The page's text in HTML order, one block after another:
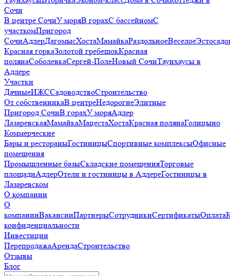
Сочи
В центре СочиУ моряВ горахС бассейномС
участкомПригород
СочиАдлерДагомысХостаМамайкаРаздольноеВеселое
Красная горкаЗолотой гребешокКрасная
полянаСоболевкаСергей-ПолеНовый СочиТаунхаусы в
Адлере
Участки
ДачныеИЖССадоводствоСтроительство
От собственникаВ центреНедорогиеЭлитные
Пригород СочиВ горахУ моряАдлер
ЛазаревскаяМамайкаМацестаХостаКрасная полянаГолицыно
Коммерческие
Бары и рестораныГостиницыСпортивные комплексыОфисные
помещения
Промышленные базыСкладские помещенияТорговые
площадиАдлерОтели и гостиницы в АдлереГостиницы в
Лазаревском
О компании
О
компанииВакансииПартнерыСотрудникиСертификатыОплата
конфиденциальности
Инвестиции
ПерепродажаАрендаСтроительство
Отзывы
Блог